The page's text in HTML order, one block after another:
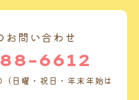
お問い合わせ
6612
日曜・祝日・年末年始は